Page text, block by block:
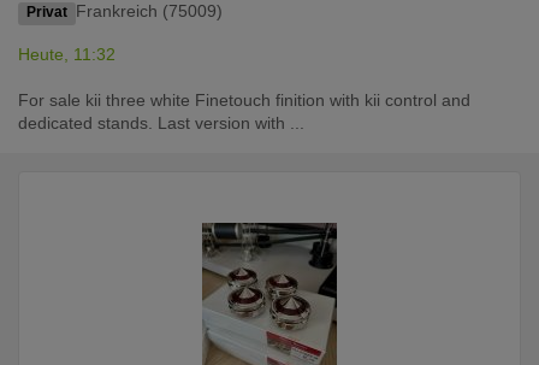
Privat Frankreich (75009)
Heute, 11:32
For sale kii three white Finetouch finition with kii control and
dedicated stands. Last version with ...